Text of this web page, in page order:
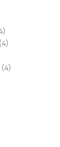
(4)
(4)